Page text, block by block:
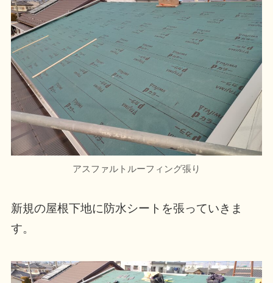
アスファルトルーフィング張り
新規の屋根下地に防水シートを張っていきま
す。